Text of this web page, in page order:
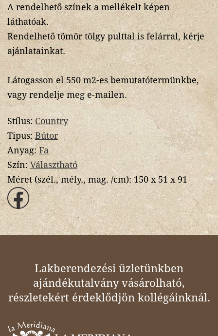
A rendelhető színek a mellékelt képen
láthatóak.
Rendelhető tömör tölgy pulttal is felárral, kérje
ajánlatainkat.
Látogasson el 550 m2-es bemutatótermünkbe,
vagy rendelje meg e-mailen.
Stílus:Country
Tipus:Bútor
Anyag:Fa
Szín:Választható
Méret (szél., mély., mag. /cm):150 x 51 x 91
Lakberendezési üzletünkben
ajándékutalvány vásárolható,
részletekért érdeklődjön kollégáinknál.